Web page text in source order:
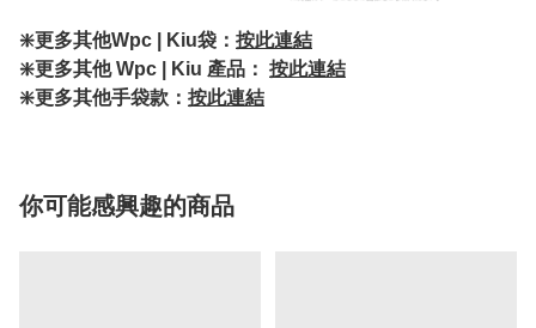
❇️更多其他Wpc | Kiu袋： 按此連結
❇️更多其他 Wpc | Kiu 產品： 按此連結
❇️更多其他手袋款： 按此連結
你可能感興趣的商品